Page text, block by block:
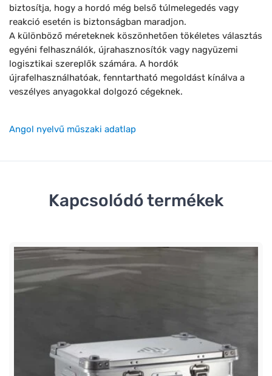
biztosítja, hogy a hordó még belső túlmelegedés vagy
reakció esetén is biztonságban maradjon.
A különböző méreteknek köszönhetően tökéletes választás
egyéni felhasználók, újrahasznosítók vagy nagyüzemi
logisztikai szereplők számára. A hordók
újrafelhasználhatóak, fenntartható megoldást kínálva a
veszélyes anyagokkal dolgozó cégeknek.
Angol nyelvű műszaki adatlap
Kapcsolódó termékek